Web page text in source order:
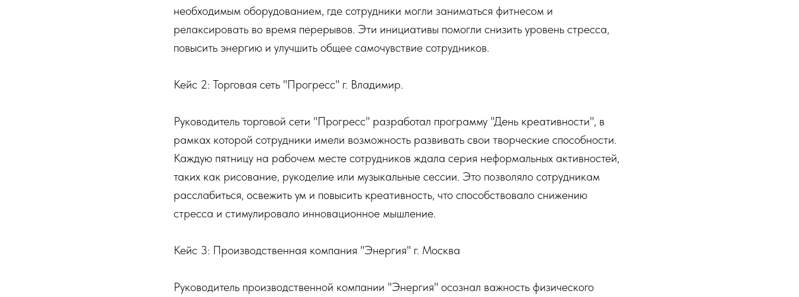
необходимым оборудованием, где сотрудники могли заниматься фитнесом и
релаксировать во время перерывов. Эти инициативы помогли снизить уровень стресса,
повысить энергию и улучшить общее самочувствие сотрудников.
Кейс 2: Торговая сеть "Прогресс" г. Владимир.
Руководитель торговой сети "Прогресс" разработал программу "День креативности", в
рамках которой сотрудники имели возможность развивать свои творческие способности.
Каждую пятницу на рабочем месте сотрудников ждала серия неформальных активностей,
таких как рисование, рукоделие или музыкальные сессии. Это позволяло сотрудникам
расслабиться, освежить ум и повысить креативность, что способствовало снижению
стресса и стимулировало инновационное мышление.
Кейс 3: Производственная компания "Энергия" г. Москва
Руководитель производственной компании "Энергия" осознал важность физического